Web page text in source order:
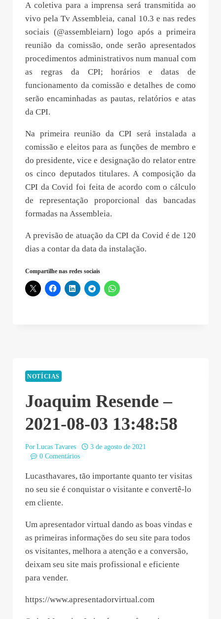
A coletiva para a imprensa será transmitida ao
vivo pela Tv Assembleia, canal 10.3 e nas redes
sociais (@assembleiarn) logo após a primeira
reunião da comissão, onde serão apresentados
procedimentos administrativos num manual com
as regras da CPI; horários e datas de
funcionamento da comissão e detalhes de como
serão encaminhadas as pautas, relatórios e atas
da CPI.
Na primeira reunião da CPI será instalada a
comissão e eleitos para as funções de membro e
do presidente, vice e designação do relator entre
os cinco deputados titulares. A composição da
CPI da Covid foi feita de acordo com o cálculo
de representação proporcional das bancadas
formadas na Assembleia.
A previsão de atuação da CPI da Covid é de 120
dias a contar da data da instalação.
Compartilhe nas redes sociais
NOTÍCIAS
Joaquim Resende –
2021-08-03 13:48:58
Por Lucas Tavares
3 de agosto de 2021
0 Comentários
Lucasthavares, tão importante quanto ter visitas
no seu sie é conquistar o visitante e convertê-lo
em cliente.
Um apresentador virtual dando as boas vindas e
as primeiras informações do seu site para todos
os visitantes, melhora a atenção e a conversão,
deixam seu site mais profissional e eficiente
para vender.
https://www.apresentadorvirtual.com